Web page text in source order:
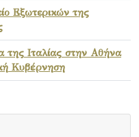
Εξωτερικών της
της Ιταλίας στην Αθήνα
Κυβέρνηση